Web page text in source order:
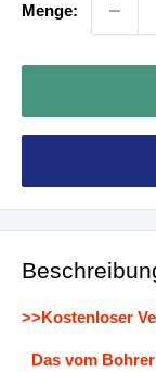
Menge:
>>Kostenloser
Das vom